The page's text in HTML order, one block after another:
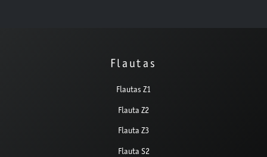
Flautas
Flautas Z1
Flauta Z2
Flauta Z3
Flauta S2